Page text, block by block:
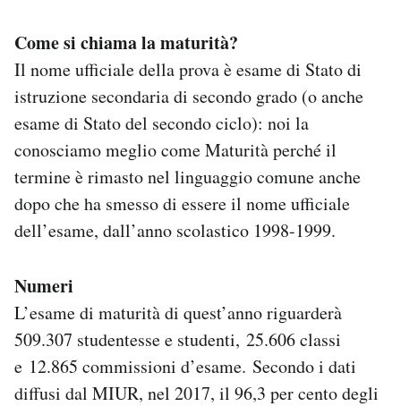
Come si chiama la maturità?
Il nome ufficiale della prova è esame di Stato di
istruzione secondaria di secondo grado (o anche
esame di Stato del secondo ciclo): noi la
conosciamo meglio come Maturità perché il
termine è rimasto nel linguaggio comune anche
dopo che ha smesso di essere il nome ufficiale
dell’esame, dall’anno scolastico 1998-1999.
Numeri
L’esame di maturità di quest’anno riguarderà
509.307 studentesse e studenti, 25.606 classi
e 12.865 commissioni d’esame. Secondo i dati
diffusi dal MIUR, nel 2017, il 96,3 per cento degli